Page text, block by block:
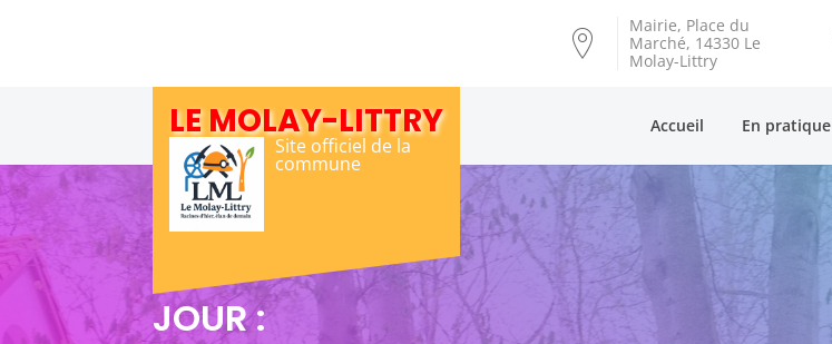
Mairie, Place du
Marché, 14330 Le
Molay-Littry
LE MOLAY-LITTRY
Site officiel de la
commune
Accueil En pratique
JOUR :